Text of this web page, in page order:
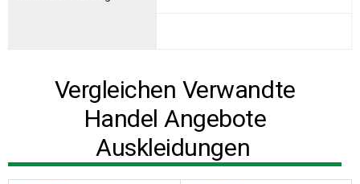
Vergleichen Verwandte
Handel Angebote
Auskleidungen